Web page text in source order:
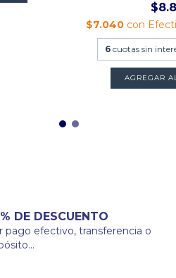
$7.040 con
6 cuotas sin
AGREGAR
DE DESCUENTO
pago efectivo, transferencia o